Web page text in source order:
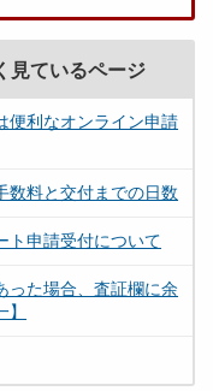
見ているページ
便利なオンライン申請
数料と交付までの日数
ト申請受付について
った場合、査証欄に余